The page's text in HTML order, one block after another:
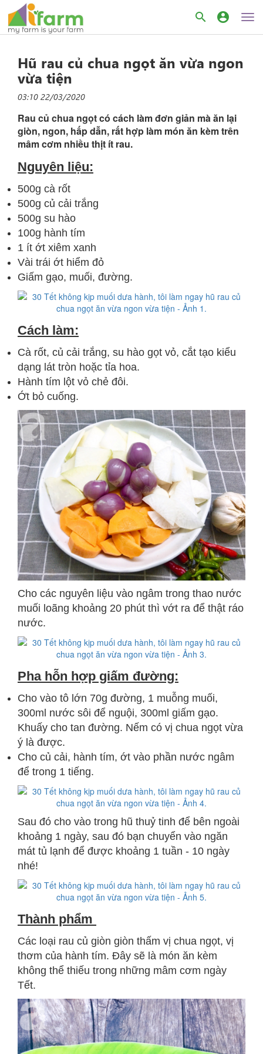
search account_circle
Hũ rau củ chua ngọt ăn vừa ngon
vừa tiện
03:10 22/03/2020
Rau củ chua ngọt có cách làm đơn giản mà ăn lại
giòn, ngon, hấp dẫn, rất hợp làm món ăn kèm trên
mâm cơm nhiều thịt ít rau.
Nguyên liệu:
500g cà rốt
500g củ cải trắng
500g su hào
100g hành tím
1 ít ớt xiêm xanh
Vài trái ớt hiểm đỏ
Giấm gạo, muối, đường.
Cách làm:
Cà rốt, củ cải trắng, su hào gọt vỏ, cắt tạo kiểu
dạng lát tròn hoặc tỉa hoa.
Hành tím lột vỏ chẻ đôi.
Ớt bỏ cuống.
Cho các nguyên liệu vào ngâm trong thao nước
muối loãng khoảng 20 phút thì vớt ra để thật ráo
nước.
Pha hỗn hợp giấm đường:
Cho vào tô lớn 70g đường, 1 muỗng muối,
300ml nước sôi để nguội, 300ml giấm gạo.
Khuấy cho tan đường. Nếm có vị chua ngọt vừa
ý là được.
Cho củ cải, hành tím, ớt vào phần nước ngâm
để trong 1 tiếng.
Sau đó cho vào trong hũ thuỷ tinh để bên ngoài
khoảng 1 ngày, sau đó bạn chuyển vào ngăn
mát tủ lạnh để được khoảng 1 tuần - 10 ngày
nhé!
Thành phẩm
Các loại rau củ giòn giòn thấm vị chua ngọt, vị
thơm của hành tím. Đây sẽ là món ăn kèm
không thể thiếu trong những mâm cơm ngày
Tết.